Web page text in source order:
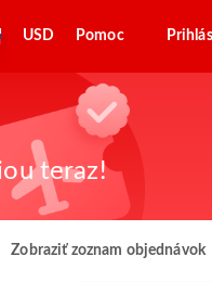
USD Pomoc
teraz!
Zobraziť zoznam objednávok